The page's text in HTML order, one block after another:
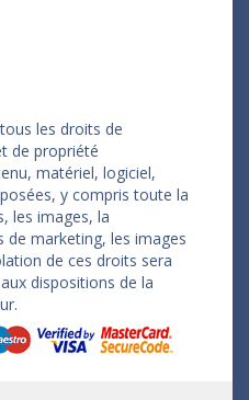
les droits de
de propriété
matériel, logiciel,
y compris toute la
les images, la
marketing, les images
de ces droits sera
dispositions de la